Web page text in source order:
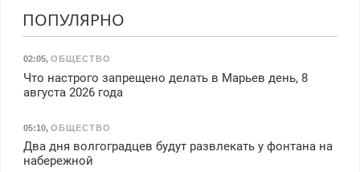
ПОПУЛЯРНО
02:05, ОБЩЕСТВО
Что настрого запрещено делать в Марьев день, 8
августа 2026 года
05:10, ОБЩЕСТВО
Два дня волгоградцев будут развлекать у фонтана на
набережной